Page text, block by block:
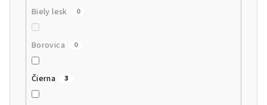
Biely lesk 0
Borovica 0
Čierna 3